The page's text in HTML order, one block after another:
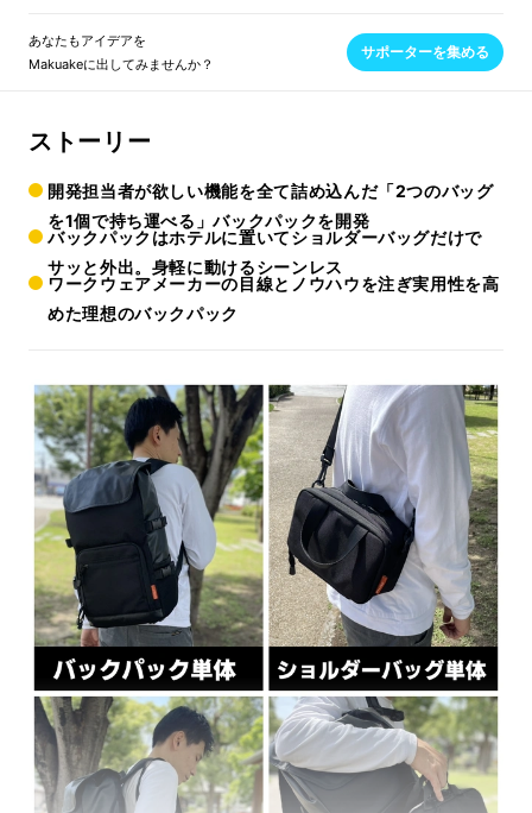
あなたもアイデアを
Makuakeに出してみませんか？
サポーターを集める
ストーリー
開発担当者が欲しい機能を全て詰め込んだ「2つのバッグ
を1個で持ち運べる」バックパックを開発
バックパックはホテルに置いてショルダーバッグだけで
サッと外出。身軽に動けるシーンレス
ワークウェアメーカーの目線とノウハウを注ぎ実用性を高
めた理想のバックパック